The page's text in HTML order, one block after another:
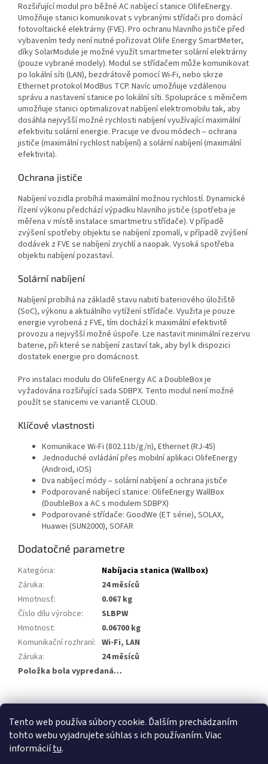
Tento web používa súbory cookie. Ďalším prechádzaním
tohto webu vyjadrujete súhlas s ich používaním. Viac
informáciítu.
Rozšiřující modul pro běžné AC nabíjecí stanice OlifeEnergy.
Umožňuje stanici komunikovat s vybranými střídači pro domácí
fotovoltaické elektrárny (FVE). Pro ochranu hlavního jističe před
vybavením tedy není nutné pořizovat Olife Energy SmartMeter,
díky SolarModule je možné využít smartmeter solární elektrárny
(pouze vybrané modely). Modul se střídačem může komunikovat
po lokální síti (LAN), bezdrátově pomocí Wi-Fi, nebo skrze
Ethernet protokol ModBus TCP. Navíc umožňuje vzdálenou
správu a nastavení stanice po lokální síti. Spolupráce s měničem
umožňuje stanici optimalizovat nabíjení elektromobilu tak, aby
dosáhla nejvyšší možné rychlosti nabíjení využívající maximální
efektivitu solární energie. Pracuje ve dvou módech – ochrana
jističe (maximální rychlost nabíjení) a solární nabíjení (maximální
efektivita).
Ochrana jističe
Nabíjení vozidla probíhá maximální možnou rychlostí. Dynamické
řízení výkonu předchází výpadku hlavního jističe (spotřeba je
měřena v místě instalace smartmetru střídače). V případě
zvýšení spotřeby objektu se nabíjení zpomalí, v případě zvýšení
dodávek z FVE se nabíjení zrychlí a naopak. Vysoká spotřeba
objektu nabíjení pozastaví.
Solární nabíjení
Nabíjení probíhá na základě stavu nabití bateriového úložiště
(SoC), výkonu a aktuálního vytížení střídače. Využita je pouze
energie vyrobená z FVE, tím dochází k maximální efektivitě
provozu a nejvyšší možné úspoře. Lze nastavit minimální rezervu
baterie, při které se nabíjení zastaví tak, aby byl k dispozici
dostatek energie pro domácnost.
Pro instalaci modulu do OlifeEnergy AC a DoubleBox je
vyžadována rozšiřující sada SDBPX. Tento modul není možné
použít se stanicemi ve variantě CLOUD.
Klíčové vlastnosti
Komunikace Wi-Fi (802.11b/g/n), Ethernet (RJ-45)
Jednoduché ovládání přes mobilní aplikaci OlifeEnergy
(Android, iOS)
Dva nabíjecí módy – solární nabíjení a ochrana jističe
Podporované nabíjecí stanice: OlifeEnergy WallBox
(DoubleBox a AC s modulem SDBPX)
Podporované střídače: GoodWe (ET série), SOLAX,
Huawei (SUN2000), SOFAR
Dodatočné parametre
Kategória:
Nabíjacia stanica (Wallbox)
Záruka:
24 měsíců
Hmotnosť:
0.067 kg
Číslo dílu výrobce:
SLBPW
Hmotnost:
0.06700 kg
Komunikační rozhraní: Wi-Fi, LAN
Záruka:
24 měsíců
Položka bola vypredaná…
Z